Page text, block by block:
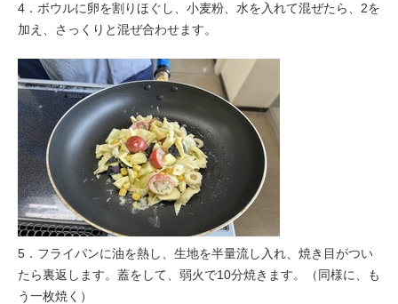
4．ボウルに卵を割りほぐし、小麦粉、水を入れて混ぜたら、2を
加え、さっくりと混ぜ合わせます。
5．フライパンに油を熱し、生地を半量流し入れ、焼き目がつい
たら裏返します。蓋をして、弱火で10分焼きます。（同様に、も
う一枚焼く）